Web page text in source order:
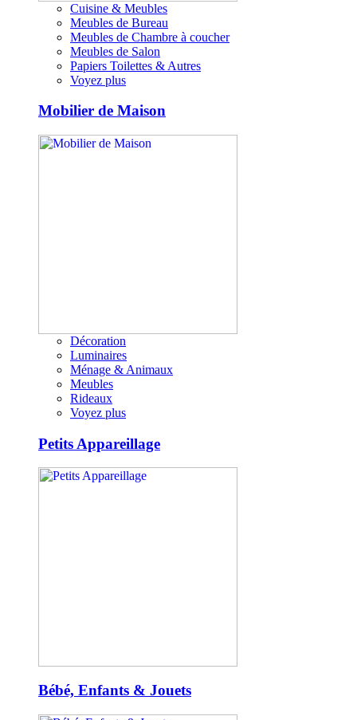
Cuisine & Meubles
Meubles de Bureau
Meubles de Chambre à coucher
Meubles de Salon
Papiers Toilettes & Autres
Voyez plus
Mobilier de Maison
Décoration
Luminaires
Ménage & Animaux
Meubles
Rideaux
Voyez plus
Petits Appareillage
Bébé, Enfants & Jouets